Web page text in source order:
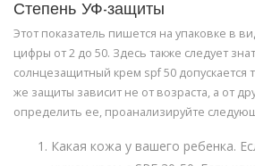
Степень УФ-защиты
Этот показатель пишется на упаковке в
цифры от 2 до 50. Здесь также следует
солнцезащитный крем spf 50 допускается
же защиты зависит не от возраста, а от
определить ее, проанализируйте
Какая кожа у вашего ребенка.